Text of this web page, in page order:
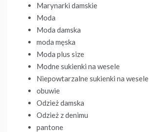
Marynarki damskie
Moda
Moda damska
moda męska
Moda plus size
Modne sukienki na wesele
Niepowtarzalne sukienki na wesele
obuwie
Odzież damska
Odzież z denimu
pantone